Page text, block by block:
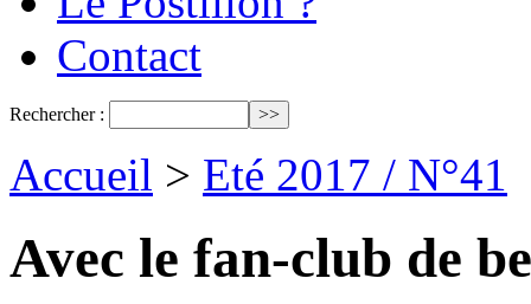
Contact
Rechercher :
Accueil > Eté 2017 / N°41
Avec le fan-club de